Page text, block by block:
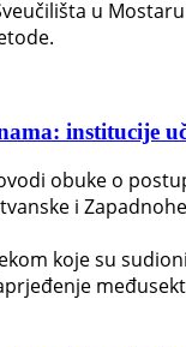
u
institucije
obuke o
i
koje su